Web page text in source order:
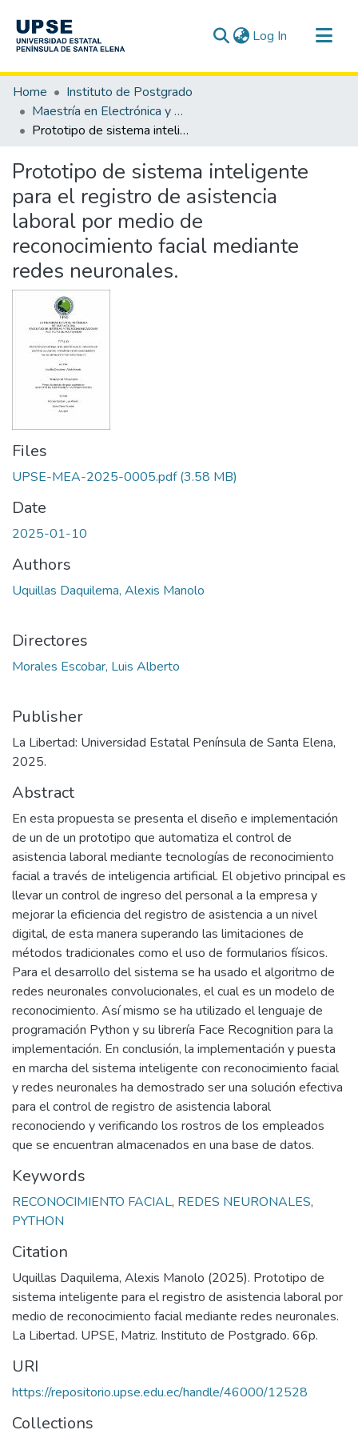
Log In (current)
Communities & Collections
All of DSpace
Statistics
Home
Instituto de Postgrado
Maestría en Electrónica y Automatización
Prototipo de sistema inteligente para el registro de asistencia laboral por medio de reconocimiento facial mediante redes neuronales.
Prototipo de sistema inteligente
para el registro de asistencia
laboral por medio de
reconocimiento facial mediante
redes neuronales.
Files
UPSE-MEA-2025-0005.pdf(3.58 MB)
Date
2025-01-10
Authors
Uquillas Daquilema, Alexis Manolo
Directores
Morales Escobar, Luis Alberto
Publisher
La Libertad: Universidad Estatal Península de Santa Elena,
2025.
Abstract
En esta propuesta se presenta el diseño e implementación
de un de un prototipo que automatiza el control de
asistencia laboral mediante tecnologías de reconocimiento
facial a través de inteligencia artificial. El objetivo principal es
llevar un control de ingreso del personal a la empresa y
mejorar la eficiencia del registro de asistencia a un nivel
digital, de esta manera superando las limitaciones de
métodos tradicionales como el uso de formularios físicos.
Para el desarrollo del sistema se ha usado el algoritmo de
redes neuronales convolucionales, el cual es un modelo de
reconocimiento. Así mismo se ha utilizado el lenguaje de
programación Python y su librería Face Recognition para la
implementación. En conclusión, la implementación y puesta
en marcha del sistema inteligente con reconocimiento facial
y redes neuronales ha demostrado ser una solución efectiva
para el control de registro de asistencia laboral
reconociendo y verificando los rostros de los empleados
que se encuentran almacenados en una base de datos.
Keywords
RECONOCIMIENTO FACIAL, REDES NEURONALES,
PYTHON
Citation
Uquillas Daquilema, Alexis Manolo (2025). Prototipo de
sistema inteligente para el registro de asistencia laboral por
medio de reconocimiento facial mediante redes neuronales.
La Libertad. UPSE, Matriz. Instituto de Postgrado. 66p.
URI
https://repositorio.upse.edu.ec/handle/46000/12528
Collections